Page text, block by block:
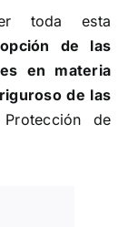
toda esta
de las
en materia
de las
de